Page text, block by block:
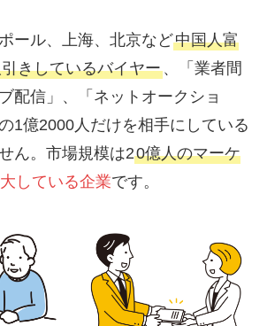
ール、上海、北京など中国人富
きしているバイヤー、「業者間
配信」、「ネットオークショ
1億2000人だけを相手にしている
ん。市場規模は20億人のマーケ
している企業です。